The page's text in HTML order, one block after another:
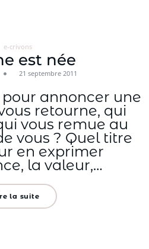
e-crivons
est née
21 septembre 2011
annoncer une
retourne, qui
vous remue au
vous ? Quel titre
en exprimer
la valeur,…
la suite